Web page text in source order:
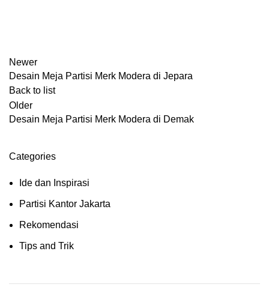
Newer
Desain Meja Partisi Merk Modera di Jepara
Back to list
Older
Desain Meja Partisi Merk Modera di Demak
Categories
Ide dan Inspirasi
Partisi Kantor Jakarta
Rekomendasi
Tips and Trik